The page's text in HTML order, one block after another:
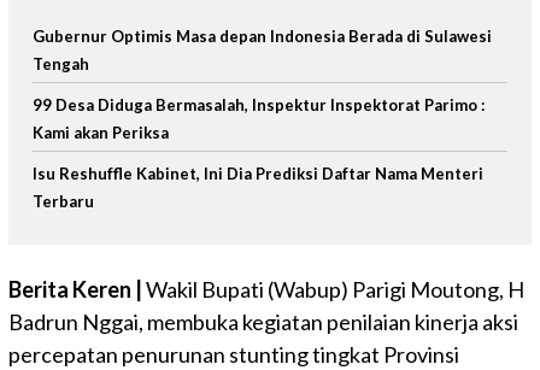
Gubernur Optimis Masa depan Indonesia Berada di Sulawesi
Tengah
99 Desa Diduga Bermasalah, Inspektur Inspektorat Parimo :
Kami akan Periksa
Isu Reshuffle Kabinet, Ini Dia Prediksi Daftar Nama Menteri
Terbaru
Berita Keren | Wakil Bupati (Wabup) Parigi Moutong, H
Badrun Nggai, membuka kegiatan penilaian kinerja aksi
percepatan penurunan stunting tingkat Provinsi